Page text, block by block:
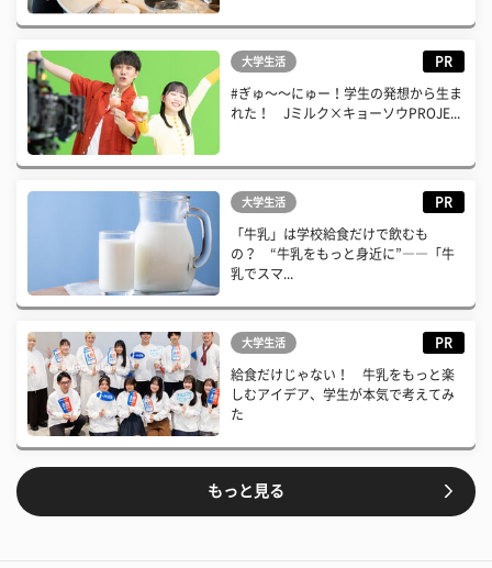
大学生活 PR
#ぎゅ〜〜にゅー！学生の発想から生ま
れた！ Jミルク×キョーソウPROJE...
大学生活 PR
「牛乳」は学校給食だけで飲むも
の？ “牛乳をもっと身近に”――「牛
乳でスマ...
大学生活 PR
給食だけじゃない！ 牛乳をもっと楽
しむアイデア、学生が本気で考えてみ
た
もっと見る